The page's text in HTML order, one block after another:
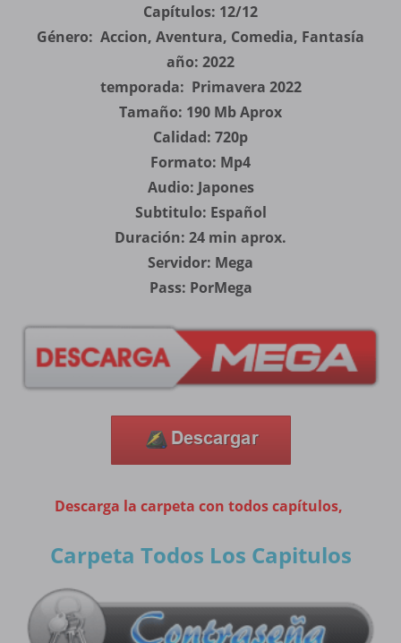
Capítulos: 12/12
Género: Accion, Aventura, Comedia, Fantasía
año: 2022
temporada: Primavera 2022
Tamaño: 190 Mb Aprox
Calidad: 720p
Formato: Mp4
Audio: Japones
Subtitulo: Español
Duración: 24 min aprox.
Servidor: Mega
Pass: PorMega
Descarga la carpeta con todos capítulos,
Carpeta Todos Los Capitulos